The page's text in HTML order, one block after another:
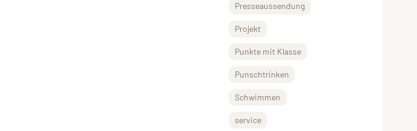
Presseaussendung
Projekt
Punkte mit Klasse
Punschtrinken
Schwimmen
service